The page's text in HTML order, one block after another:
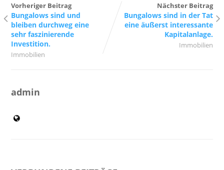
Vorheriger Beitrag
Bungalows sind und
bleiben durchweg eine
sehr faszinierende
Investition.
Immobilien
Nächster Beitrag
Bungalows sind in der Tat
eine äußerst interessante
Kapitalanlage.
Immobilien
admin